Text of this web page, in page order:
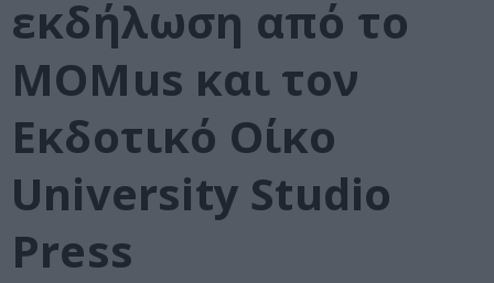
εκδήλωση από το
MOMus και τον
Εκδοτικό Οίκο
University Studio
Press